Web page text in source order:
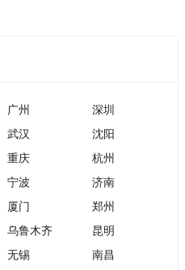
广州
深圳
武汉
沈阳
重庆
杭州
宁波
济南
厦门
郑州
乌鲁木齐
昆明
无锡
南昌